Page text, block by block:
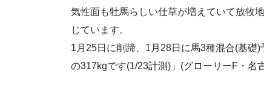
気性面も牡馬らしい仕草が増えていて放牧
じています。
1月25日に削蹄、1月28日に馬3種混合(基礎
の317kgです(1/23計測)」(グローリーF・名